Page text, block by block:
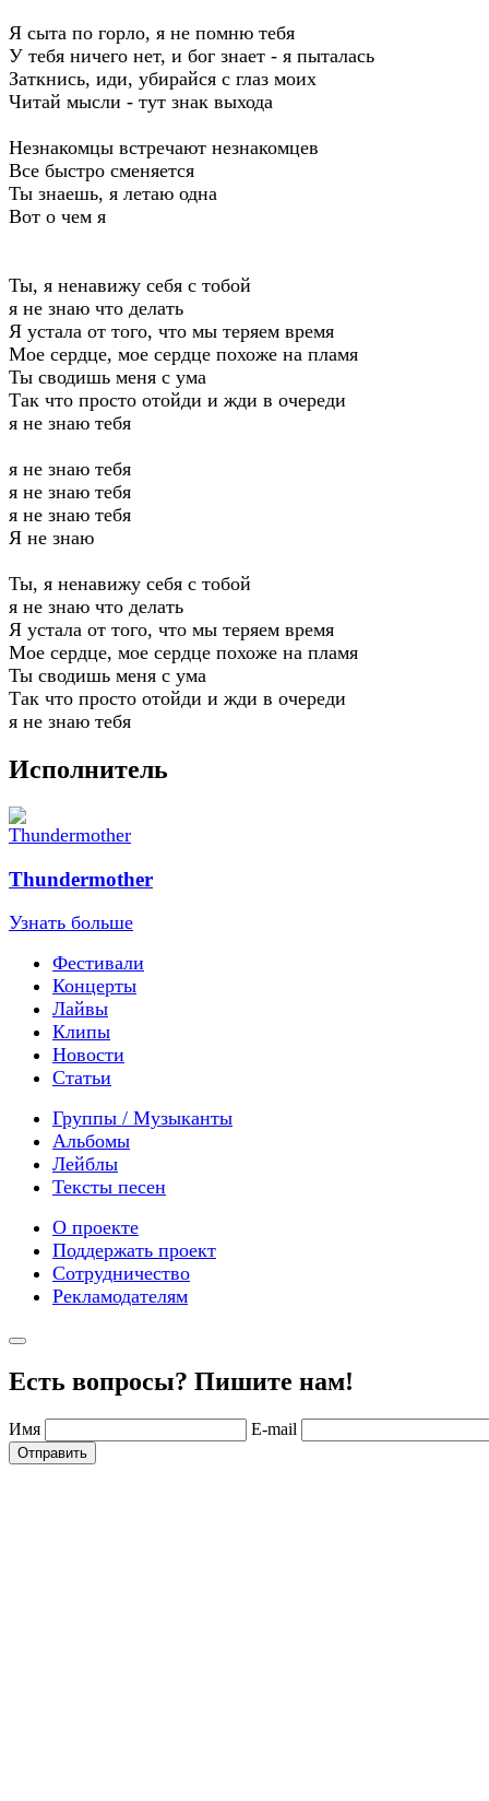
Я сыта по горло, я не помню тебя
У тебя ничего нет, и бог знает - я пыталась
Заткнись, иди, убирайся с глаз моих
Читай мысли - тут знак выхода
Незнакомцы встречают незнакомцев
Все быстро сменяется
Ты знаешь, я летаю одна
Вот о чем я
Ты, я ненавижу себя с тобой
я не знаю что делать
Я устала от того, что мы теряем время
Мое сердце, мое сердце похоже на пламя
Ты сводишь меня с ума
Так что просто отойди и жди в очереди
я не знаю тебя
я не знаю тебя
я не знаю тебя
я не знаю тебя
Я не знаю
Ты, я ненавижу себя с тобой
я не знаю что делать
Я устала от того, что мы теряем время
Мое сердце, мое сердце похоже на пламя
Ты сводишь меня с ума
Так что просто отойди и жди в очереди
я не знаю тебя
Исполнитель
Thundermother
Узнать больше
Фестивали
Концерты
Лайвы
Клипы
Новости
Статьи
Группы / Музыканты
Альбомы
Лейблы
Тексты песен
О проекте
Поддержать проект
Сотрудничество
Рекламодателям
Есть вопросы? Пишите нам!
Имя E-mail